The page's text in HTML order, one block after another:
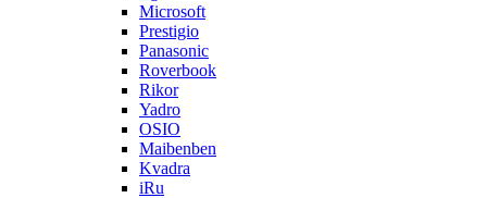
Microsoft
Prestigio
Panasonic
Roverbook
Rikor
Yadro
OSIO
Maibenben
Kvadra
iRu